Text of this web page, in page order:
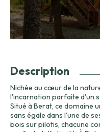
Description
Nichée au cœur de la
l'incarnation parfaite d'un
Situé à Berat, ce domaine
sans égale dans l'une de
bois sur pilotis, chacune